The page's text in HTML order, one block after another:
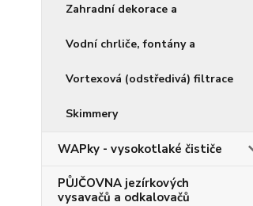
Zahradní dekorace a
Vodní chrliče, fontány a
Vortexová (odstředivá) filtrace
Skimmery
WAPky - vysokotlaké čističe
PŮJČOVNA jezírkových
vysavačů a odkalovačů